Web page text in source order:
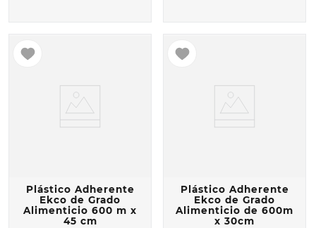
Plástico Adherente
Ekco de Grado
Alimenticio 600 m x
45 cm
Plástico Adherente
Ekco de Grado
Alimenticio de 600m
x 30cm